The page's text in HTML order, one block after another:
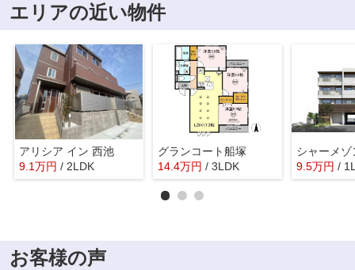
エリアの近い物件
アリシア イン 西池
9.1万円 / 2LDK
グランコート船塚
14.4万円 / 3LDK
シャーメ
9.5万円 /
お客様の声